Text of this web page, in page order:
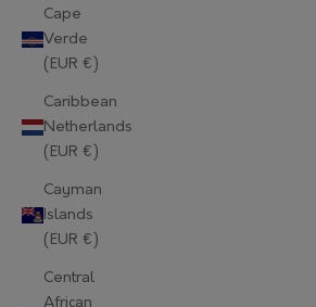
Cape
Verde
(EUR €)
Caribbean
Netherlands
(EUR €)
Cayman
Islands
(EUR €)
Central
African